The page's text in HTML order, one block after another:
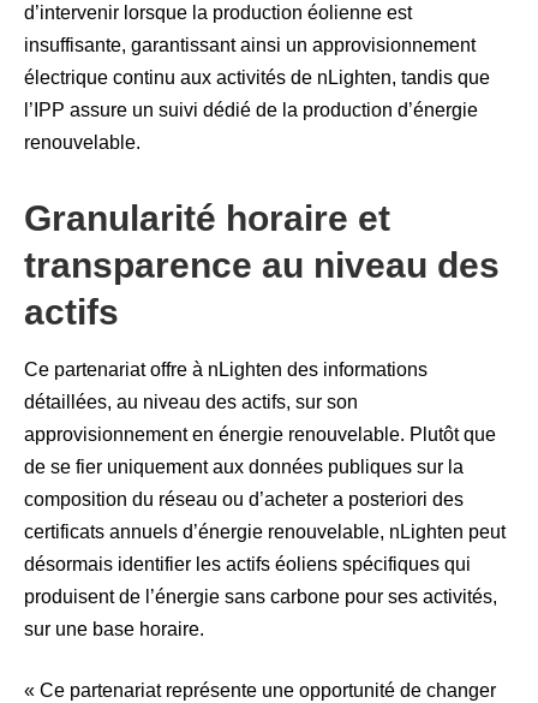
d’intervenir lorsque la production éolienne est
insuffisante, garantissant ainsi un approvisionnement
électrique continu aux activités de nLighten, tandis que
l’IPP assure un suivi dédié de la production d’énergie
renouvelable.
Granularité horaire et
transparence au niveau des
actifs
Ce partenariat offre à nLighten des informations
détaillées, au niveau des actifs, sur son
approvisionnement en énergie renouvelable. Plutôt que
de se fier uniquement aux données publiques sur la
composition du réseau ou d’acheter a posteriori des
certificats annuels d’énergie renouvelable, nLighten peut
désormais identifier les actifs éoliens spécifiques qui
produisent de l’énergie sans carbone pour ses activités,
sur une base horaire.
« Ce partenariat représente une opportunité de changer